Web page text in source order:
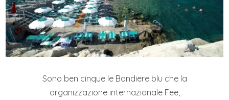
Sono ben cinque le Bandiere blu che la
organizzazione internazionale Fee,